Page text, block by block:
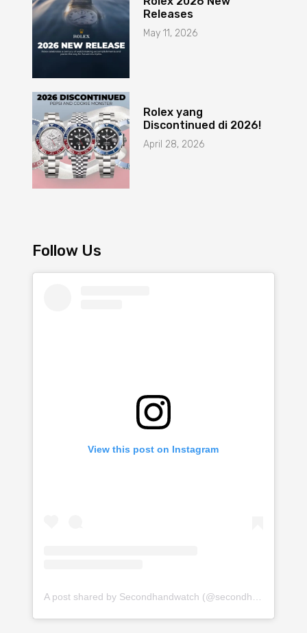
Releases
May 11, 2026
Rolex yang
Discontinued di 2026!
April 28, 2026
Follow Us
View this post on Instagram